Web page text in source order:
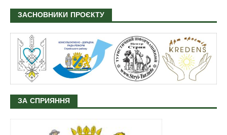
ЗАСНОВНИКИ ПРОЄКТУ
ЗА СПРИЯННЯ